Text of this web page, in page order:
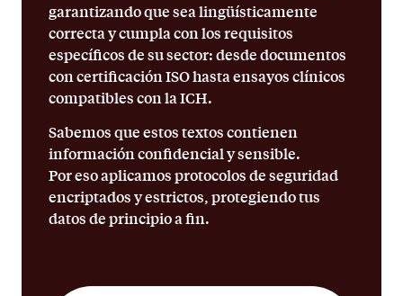
garantizando que sea lingüísticamente
correcta y cumpla con los requisitos
específicos de su sector: desde documentos
con certificación ISO hasta ensayos clínicos
compatibles con la ICH.
Sabemos que estos textos contienen
información confidencial y sensible.
Por eso aplicamos protocolos de seguridad
encriptados y estrictos, protegiendo tus
datos de principio a fin.